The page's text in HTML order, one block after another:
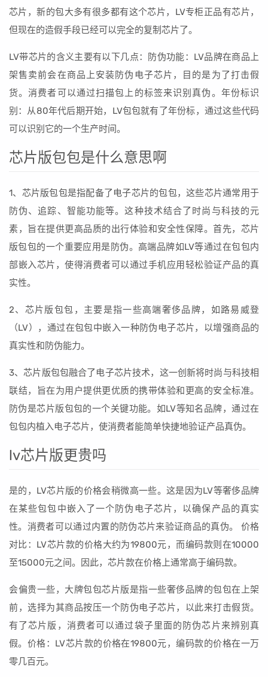
芯片，新的包大多有很多都有这个芯片，LV专柜正品有芯片，
但现在的造假手段已经可以完全的复制芯片了。
LV带芯片的含义主要有以下几点：防伪功能：LV品牌在商品上
架售卖前会在商品上安装防伪电子芯片，目的是为了打击假
货。消费者可以通过扫描包上的标签来识别真伪。年份标识
别：从80年代后期开始，LV包包就有了年份标，通过这些代码
可以识别它的一个生产时间。
芯片版包包是什么意思啊
1、芯片版包包是指配备了电子芯片的包包，这些芯片通常用于
防伪、追踪、智能功能等。这种技术结合了时尚与科技的元
素，旨在提供更高品质的出行体验和安全性保障。首先，芯片
版包包的一个重要应用是防伪。高端品牌如LV等通过在包包内
部嵌入芯片，使得消费者可以通过手机应用轻松验证产品的真
实性。
2、芯片版包包，主要是指一些高端奢侈品牌，如路易威登
（LV），通过在包包中嵌入一种防伪电子芯片，以增强商品的
真实性和防伪能力。
3、芯片版包包融合了电子芯片技术，这一创新将时尚与科技相
联结，旨在为用户提供更优质的携带体验和更高的安全标准。
防伪是芯片版包包的一个关键功能。如LV等知名品牌，通过在
包包内植入电子芯片，使消费者能简单快捷地验证产品真伪。
lv芯片版更贵吗
是的，LV芯片版的价格会稍微高一些。这是因为LV等奢侈品牌
在某些包包中嵌入了一个防伪电子芯片，以确保产品的真实
性。消费者可以通过内置的防伪芯片来验证商品的真伪。 价格
对比：LV芯片款的价格大约为19800元，而编码款则在10000
至15000元之间。因此，芯片款在价格上通常高于编码款。
会偏贵一些，大牌包包芯片版是指一些奢侈品牌的包包在上架
前，选择为其商品按压一个防伪电子芯片，以此来打击假货。
有了芯片版，消费者可以通过袋子里面的防伪芯片来辨别真
假。价格：LV芯片款的价格在19800元，编码款的价格在一万
零几百元。